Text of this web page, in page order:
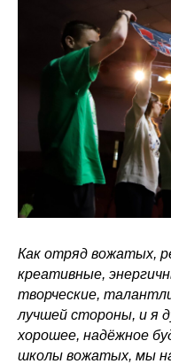
Как отряд вожатых,
креативные,
творческие,
лучшей стороны, и я
хорошее, надёжное
школы вожатых, мы